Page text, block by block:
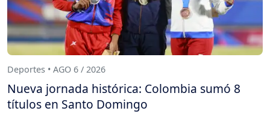
Deportes • AGO 6 / 2026
Nueva jornada histórica: Colombia sumó 8
títulos en Santo Domingo